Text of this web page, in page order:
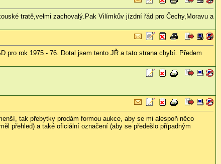
tratě,velmi zachovalý.Pak Vilímkův jízdní řád pro Čechy,Moravu a
pro rok 1975 - 76. Dotal jsem tento JŘ a tato strana chybí. Předem
tak přebytky prodám formou aukce, aby se mi alespoň něco
přehled) a také oficiální označení (aby se předešlo případným